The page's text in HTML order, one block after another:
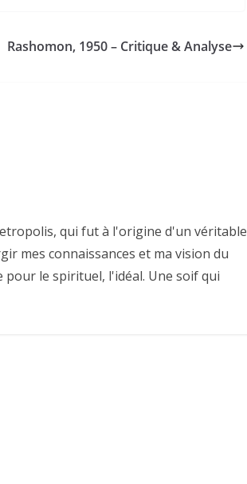
Rashomon, 1950 – Critique & Analyse
qui fut à l'origine d'un véritable
mes connaissances et ma vision du
le spirituel, l'idéal. Une soif qui